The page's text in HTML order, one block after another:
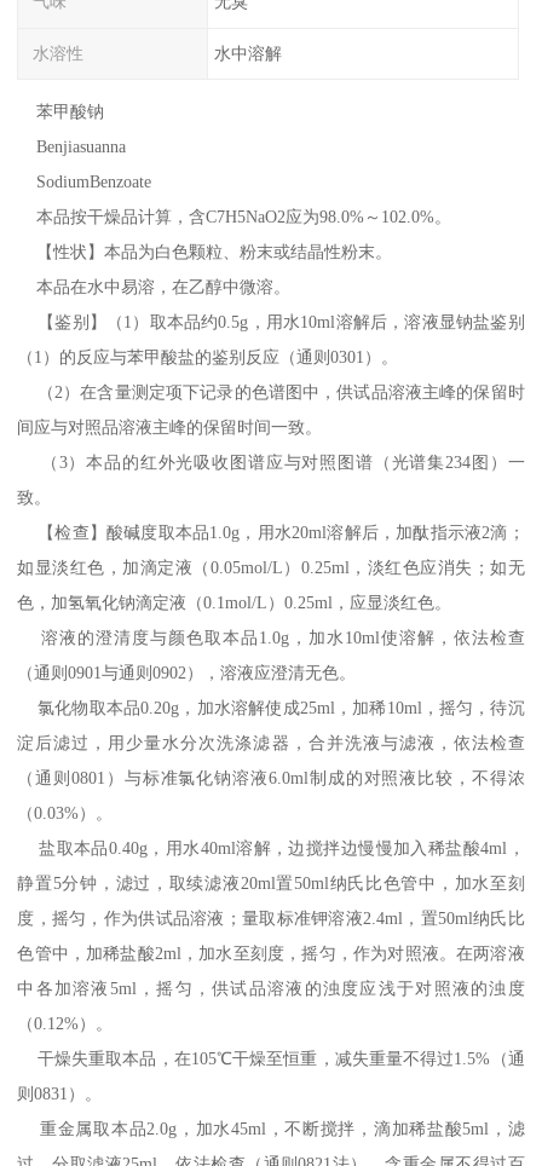
水溶性 水中溶解
苯甲酸钠
Benjiasuanna
SodiumBenzoate
本品按干燥品计算，含C7H5NaO2应为98.0%～102.0%。
【性状】本品为白色颗粒、粉末或结晶性粉末。
本品在水中易溶，在乙醇中微溶。
【鉴别】（1）取本品约0.5g，用水10ml溶解后，溶液显钠盐鉴别
（1）的反应与苯甲酸盐的鉴别反应（通则0301）。
（2）在含量测定项下记录的色谱图中，供试品溶液主峰的保留时
间应与对照品溶液主峰的保留时间一致。
（3）本品的红外光吸收图谱应与对照图谱（光谱集234图）一
致。
【检查】酸碱度取本品1.0g，用水20ml溶解后，加酞指示液2滴；
如显淡红色，加滴定液（0.05mol/L）0.25ml，淡红色应消失；如无
色，加氢氧化钠滴定液（0.1mol/L）0.25ml，应显淡红色。
溶液的澄清度与颜色取本品1.0g，加水10ml使溶解，依法检查
（通则0901与通则0902），溶液应澄清无色。
氯化物取本品0.20g，加水溶解使成25ml，加稀10ml，摇匀，待沉
淀后滤过，用少量水分次洗涤滤器，合并洗液与滤液，依法检查
（通则0801）与标准氯化钠溶液6.0ml制成的对照液比较，不得浓
（0.03%）。
盐取本品0.40g，用水40ml溶解，边搅拌边慢慢加入稀盐酸4ml，
静置5分钟，滤过，取续滤液20ml置50ml纳氏比色管中，加水至刻
度，摇匀，作为供试品溶液；量取标准钾溶液2.4ml，置50ml纳氏比
色管中，加稀盐酸2ml，加水至刻度，摇匀，作为对照液。在两溶液
中各加溶液5ml，摇匀，供试品溶液的浊度应浅于对照液的浊度
（0.12%）。
干燥失重取本品，在105℃干燥至恒重，减失重量不得过1.5%（通
则0831）。
重金属取本品2.0g，加水45ml，不断搅拌，滴加稀盐酸5ml，滤